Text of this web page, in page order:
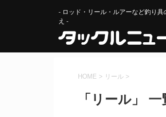
- ロッド・リール・ルアーなど釣り
え -
HOME > リール >
「リール」 一